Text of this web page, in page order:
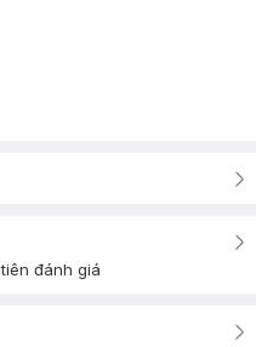
đánh giá